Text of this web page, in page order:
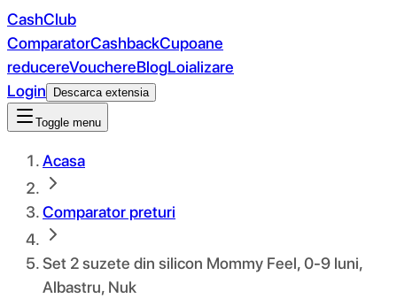
CashClub
ComparatorCashbackCupoane
reducereVouchereBlogLoializare
Login
Descarca extensia
Toggle menu
Acasa
Comparator preturi
Set 2 suzete din silicon Mommy Feel, 0-9 luni,
Albastru, Nuk